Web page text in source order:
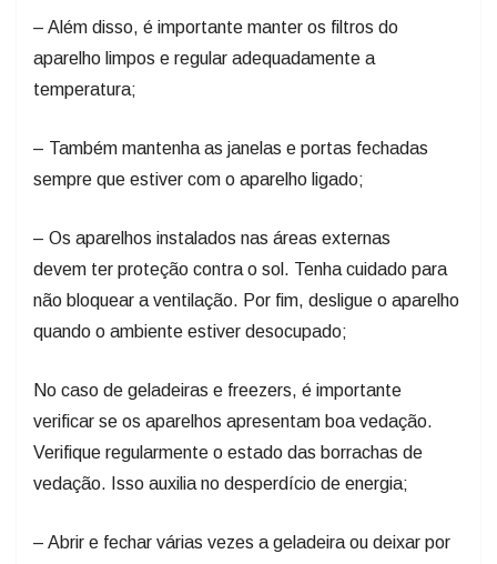
– Além disso, é importante manter os filtros do
aparelho limpos e regular adequadamente a
temperatura;
– Também mantenha as janelas e portas fechadas
sempre que estiver com o aparelho ligado;
– Os aparelhos instalados nas áreas externas
devem ter proteção contra o sol. Tenha cuidado para
não bloquear a ventilação. Por fim, desligue o aparelho
quando o ambiente estiver desocupado;
No caso de geladeiras e freezers, é importante
verificar se os aparelhos apresentam boa vedação.
Verifique regularmente o estado das borrachas de
vedação. Isso auxilia no desperdício de energia;
– Abrir e fechar várias vezes a geladeira ou deixar por